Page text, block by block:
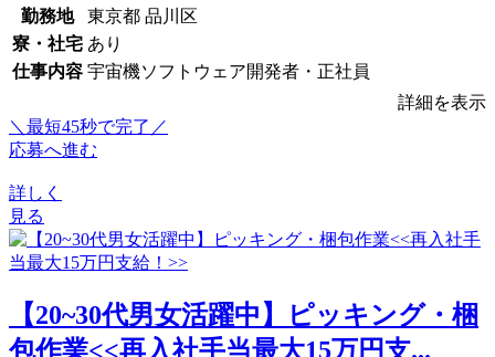
勤務地
東京都 品川区
寮・社宅 あり
仕事内容 宇宙機ソフトウェア開発者・正社員
詳細を表示
＼最短45秒で完了／
応募へ進む
詳しく
見る
【20~30代男女活躍中】ピッキング・梱
包作業<<再入社手当最大15万円支...